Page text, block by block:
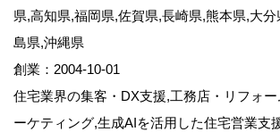
県,高知県,福岡県,佐賀県,長崎県,熊本県,大分
島県,沖縄県
創業：2004-10-01
住宅業界の集客・DX支援,工務店・リフォ
ーケティング,生成AIを活用した住宅営業支